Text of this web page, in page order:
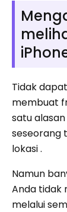
Tidak
membuat
satu
seseorang
lokasi .
Namun
Anda tidak
melalui